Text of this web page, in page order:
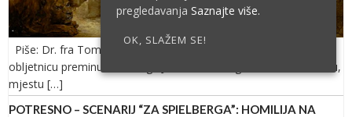
Piše: Dr. fra Tomislav Pervan Proslavili smo prije pet godina
obljetnicu preminuća svetoga Jeronima 420. godine u Betlehemu,
mjestu […]
POTRESNO – SCENARIJ “ZA SPIELBERGA”: HOMILIJA NA
pregledavanja Saznajte više.
OK, SLAŽEM SE!